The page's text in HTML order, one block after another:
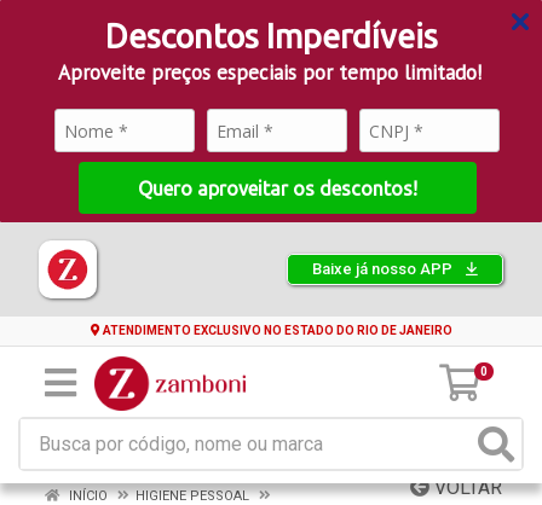
Descontos Imperdíveis
Aproveite preços especiais por tempo limitado!
Quero aproveitar os descontos!
Baixe já nosso APP
ATENDIMENTO EXCLUSIVO NO ESTADO DO RIO DE JANEIRO
0
VOLTAR
INÍCIO
HIGIENE PESSOAL